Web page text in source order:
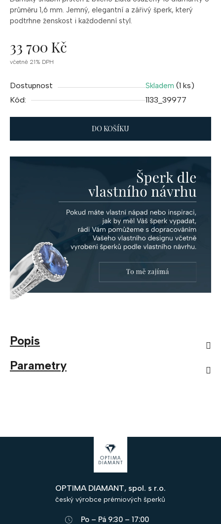
průměru 1,6 mm. Jemný, elegantní a zářivý šperk, který
podtrhne ženskost i každodenní styl.
33 700 Kč
Měrná
včetně 21% DPH
Dostupnost Skladem (1 ks)
Kód:
1133_39977
DO KOŠÍKU
Popis
Parametry
OPTIMA DIAMANT, spol. s r.o.
český výrobce prémiových šperků
Po – Pá 9:30 – 17:00